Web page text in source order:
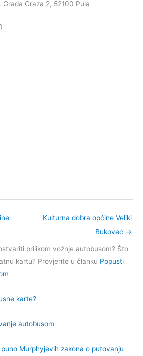
Graza 2, 52100 Pula
Kulturna dobra općine Veliki
Bukovec →
prilikom vožnje autobusom? Što
kartu? Provjerite u članku Popusti
karte?
autobusom
Murphyjevih zakona o putovanju